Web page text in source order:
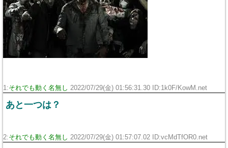
1:それでも動く名無し 2022/07/29(金) 01:56:31.30 ID:1k0F/KowM.net
あと一つは？
2:それでも動く名無し 2022/07/29(金) 01:57:07.02 ID:vcMdTfOR0.net